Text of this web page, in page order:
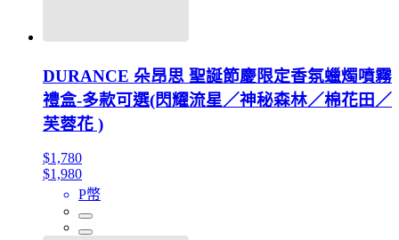
DURANCE 朵昂思 聖誕節慶限定香氛蠟燭噴霧
禮盒-多款可選(閃耀流星／神秘森林／棉花田／
芙蓉花 )
$1,780
$1,980
P幣